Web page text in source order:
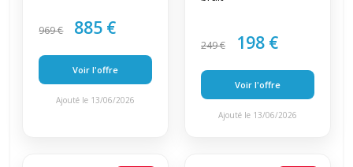
969 € 885 €
Voir l'offre
Ajouté le 13/06/2026
249 € 198 €
Voir l'offre
Ajouté le 13/06/2026